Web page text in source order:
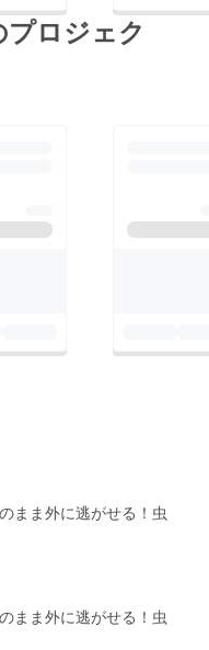
ロジェク
まま外に逃がせる！虫
まま外に逃がせる！虫